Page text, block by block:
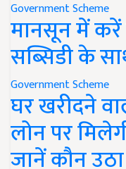
Government Scheme
मानसून में
सब्सिडी के
Government Scheme
घर खरीदने
लोन पर
जानें कौन